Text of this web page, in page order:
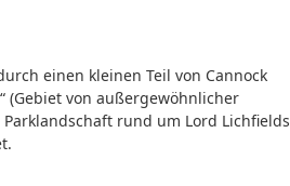
einen kleinen Teil von Cannock
(Gebiet von außergewöhnlicher
rund um Lord Lichfields